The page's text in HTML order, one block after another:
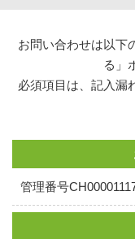
お問い合わせは以下
る」
必須項目は、記入漏
管理番号